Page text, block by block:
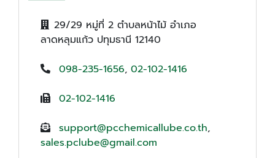
29/29 หมู่ที่ 2 ตำบลหน้าไม้ อำเภอ
ลาดหลุมแก้ว ปทุมธานี 12140
098-235-1656, 02-102-1416
02-102-1416
support@pcchemicallube.co.th,
sales.pclube@gmail.com